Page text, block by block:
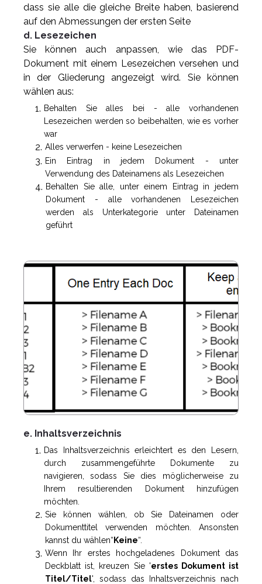
dass sie alle die gleiche Breite haben, basierend
auf den Abmessungen der ersten Seite
d. Lesezeichen
Sie können auch anpassen, wie das PDF-
Dokument mit einem Lesezeichen versehen und
in der Gliederung angezeigt wird. Sie können
wählen aus:
Behalten Sie alles bei - alle vorhandenen
Lesezeichen werden so beibehalten, wie es vorher
war
Alles verwerfen - keine Lesezeichen
Ein Eintrag in jedem Dokument - unter
Verwendung des Dateinamens als Lesezeichen
Behalten Sie alle, unter einem Eintrag in jedem
Dokument - alle vorhandenen Lesezeichen
werden als Unterkategorie unter Dateinamen
geführt
e. Inhaltsverzeichnis
Das Inhaltsverzeichnis erleichtert es den Lesern,
durch zusammengeführte Dokumente zu
navigieren, sodass Sie dies möglicherweise zu
Ihrem resultierenden Dokument hinzufügen
möchten.
Sie können wählen, ob Sie Dateinamen oder
Dokumenttitel verwenden möchten. Ansonsten
kannst du wählen“ Keine“.
Wenn Ihr erstes hochgeladenes Dokument das
Deckblatt ist, kreuzen Sie 'erstes Dokument ist
Titel/Titel', sodass das Inhaltsverzeichnis nach